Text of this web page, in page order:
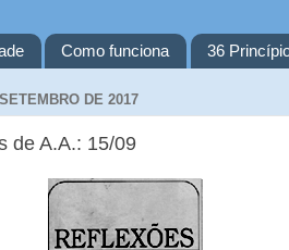
Como funciona 36
DE 2017
de A.A.: 15/09